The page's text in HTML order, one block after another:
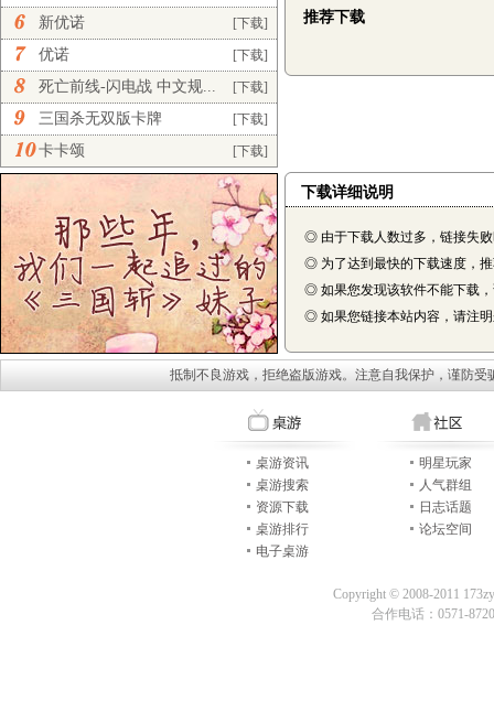
[下载]
新优诺
[下载]
优诺
[下载]
死亡前线-闪电战 中文规...
[下载]
三国杀无双版卡牌
[下载]
卡卡颂
推荐下载
下载详细说明
◎ 由于下载人数过多，链接失
◎ 为了达到最快的下载速度，
◎ 如果您发现该软件不能下载
◎ 如果您链接本站内容，请注明
抵制不良游戏，拒绝盗版游戏。注意自我保护，谨防
桌游资讯
桌游搜索
资源下载
桌游排行
电子桌游
明星玩家
人气群组
日志话题
论坛空间
Copyright © 2008-2011
合作电话：0571-